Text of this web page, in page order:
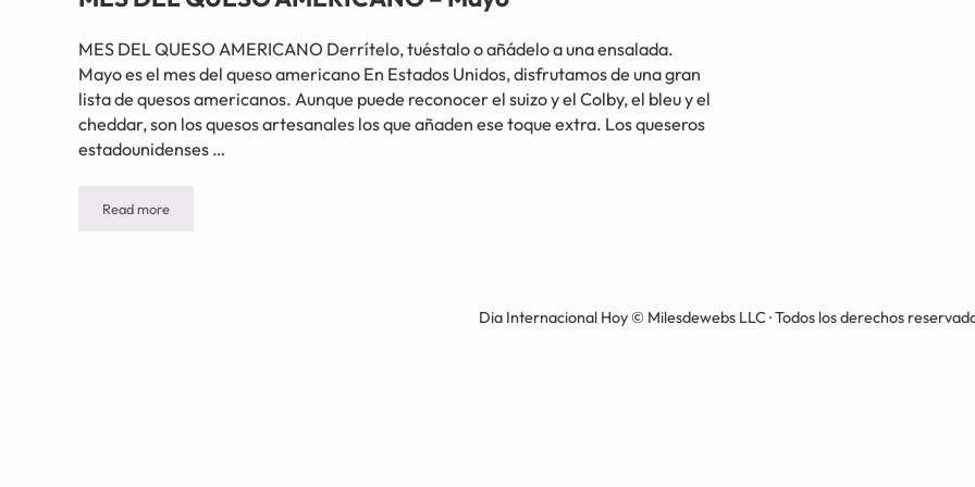
MES DEL QUESO AMERICANO Derrítelo, tuéstalo o añádelo a una ensalada.
Mayo es el mes del queso americano En Estados Unidos, disfrutamos de una gran
lista de quesos americanos. Aunque puede reconocer el suizo y el Colby, el bleu y el
cheddar, son los quesos artesanales los que añaden ese toque extra. Los queseros
estadounidenses …
Read moreMES DEL QUESO AMERICANO – Mayo
Dia Internacional Hoy © Milesdewebs LLC · Todos los derechos